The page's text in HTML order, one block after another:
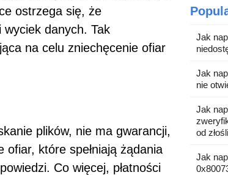
ostrzega się, że
danych. Tak
na celu zniechęcenie ofiar
plików, nie ma gwarancji,
które spełniają żądania
Co więcej, płatności
Jak
Jak
nie
Jak
od
Jak